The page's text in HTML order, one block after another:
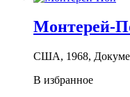
Монтерей-
США, 1968,
В избранное